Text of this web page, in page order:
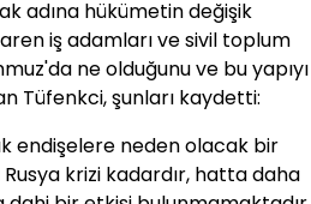
adına hükümetin değişik
iş adamları ve sivil toplum
ne olduğunu ve bu yapıyı
Tüfenkci, şunları kaydetti:
endişelere neden olacak bir
krizi kadardır, hatta daha